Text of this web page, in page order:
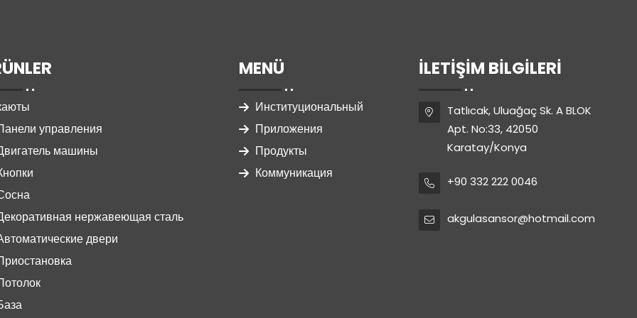
управления
машины
нержавеющая сталь
двери
MENÜ
Институциональный
Приложения
Продукты
Коммуникация
İLETIŞIM BILGILERI
Tatlıcak, Uluağaç Sk. A BLOK
Apt. No:33, 42050
Karatay/Konya
+90 332 222 0046
akgulasansor@hotmail.com